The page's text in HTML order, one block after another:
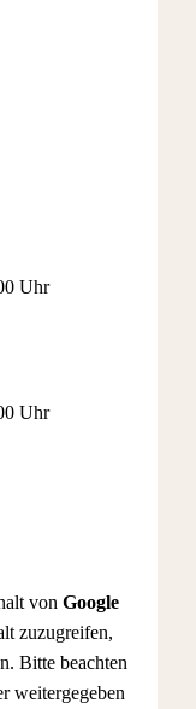
Uhr
Uhr
von Google
zuzugreifen,
Bitte beachten
weitergegeben